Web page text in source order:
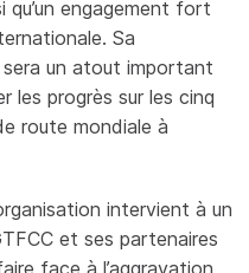
qu’un engagement fort
Sa
un atout important
les progrès sur les cinq
route mondiale à
intervient à un
et ses partenaires
face à l’aggravation